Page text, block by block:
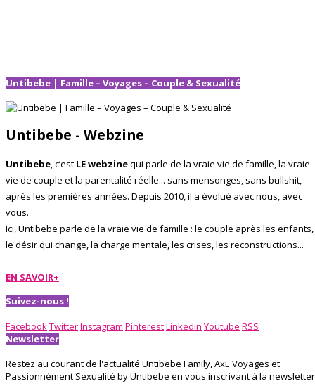
Untibebe | Famille – Voyages – Couple & Sexualité
Untibebe - Webzine
Untibebe , c’est LE webzinequi parle de la vraie vie de famille, la vraie
vie de couple et la parentalité réelle... sans mensonges, sans bullshit,
après les premières années. Depuis 2010, il a évolué avec nous, avec
vous.
Ici, Untibebe parle de la vraie vie de famille : le couple après les enfants,
le désir qui change, la charge mentale, les crises, les reconstructions...
EN SAVOIR+
Suivez-nous !
FacebookTwitterInstagram PinterestLinkedin Youtube RSS
Newsletter
Restez au courant de l'actualité Untibebe Family, AxE Voyages et
Passionnément Sexualité by Untibebe en vous inscrivant à la